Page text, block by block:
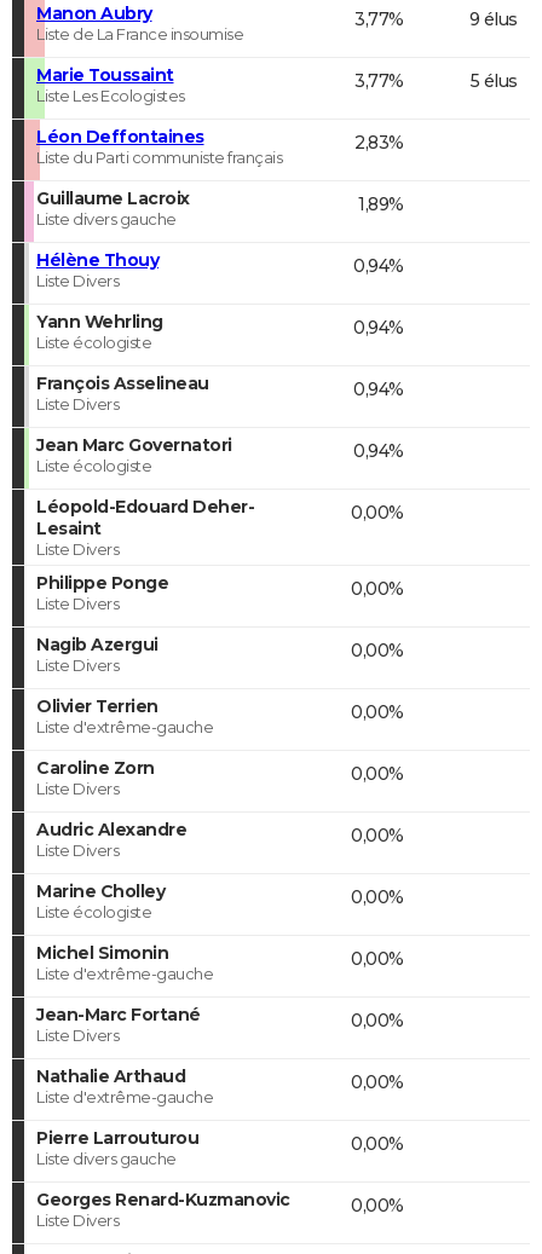
Manon Aubry
Liste de La France insoumise
3,77% 9 élus
Marie Toussaint
Liste Les Ecologistes
3,77% 5 élus
Léon Deffontaines
Liste du Parti communiste français
2,83%
Guillaume Lacroix
Liste divers gauche
1,89%
Hélène Thouy
Liste Divers
0,94%
Yann Wehrling
Liste écologiste
0,94%
François Asselineau
Liste Divers
0,94%
Jean Marc Governatori
Liste écologiste
0,94%
Léopold-Edouard Deher-
Lesaint
Liste Divers
0,00%
Philippe Ponge
Liste Divers
0,00%
Nagib Azergui
Liste Divers
0,00%
Olivier Terrien
Liste d'extrême-gauche
0,00%
Caroline Zorn
Liste Divers
0,00%
Audric Alexandre
Liste Divers
0,00%
Marine Cholley
Liste écologiste
0,00%
Michel Simonin
Liste d'extrême-gauche
0,00%
Jean-Marc Fortané
Liste Divers
0,00%
Nathalie Arthaud
Liste d'extrême-gauche
0,00%
Pierre Larrouturou
Liste divers gauche
0,00%
Georges Renard-Kuzmanovic
Liste Divers
0,00%